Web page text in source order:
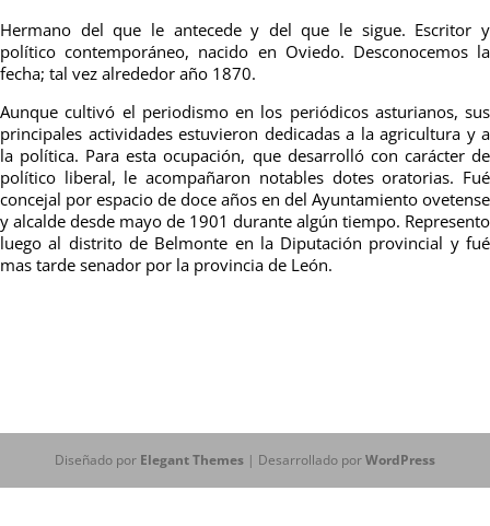
Hermano del que le antecede y del que le sigue. Escritor y
político contemporáneo, nacido en Oviedo. Desconocemos la
fecha; tal vez alrededor año 1870.
Aunque cultivó el periodismo en los periódicos asturianos, sus
principales actividades estuvieron dedicadas a la agricultura y a
la política. Para esta ocupación, que desarrolló con carácter de
político liberal, le acompañaron notables dotes oratorias. Fué
concejal por espacio de doce años en del Ayuntamiento ovetense
y alcalde desde mayo de 1901 durante algún tiempo. Represento
luego al distrito de Belmonte en la Diputación provincial y fué
mas tarde senador por la provincia de León.
Diseñado por Elegant Themes| Desarrollado porWordPress